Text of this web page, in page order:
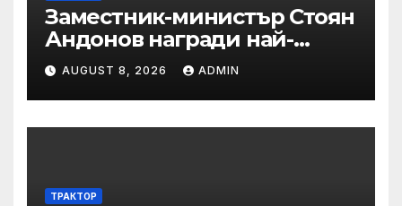
Заместник-министър Стоян
Андонов награди най-
заслужилите спортисти на
ОСК “Левски”
AUGUST 8, 2026 ADMIN
ТРАКТОР